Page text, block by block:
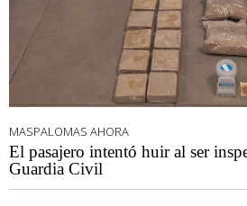
MASPALOMAS AHORA
El pasajero intentó huir al ser
Guardia Civil